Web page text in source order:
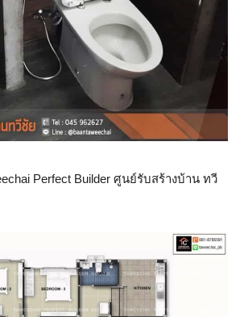
Perfect Builder ศูนย์รับสร้างบ้าน ทวี